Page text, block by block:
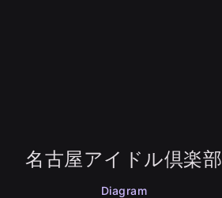
名古屋アイドル倶楽部
Diagram